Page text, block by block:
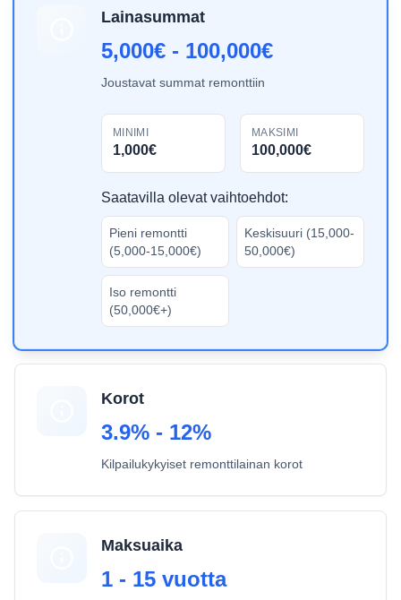
Lainasummat
5,000€ - 100,000€
Joustavat summat remonttiin
MINIMI
1,000€
MAKSIMI
100,000€
Saatavilla olevat vaihtoehdot:
Pieni remontti
(5,000-15,000€)
Keskisuuri (15,000-
50,000€)
Iso remontti
(50,000€+)
Korot
3.9% - 12%
Kilpailukykyiset remonttilainan korot
Maksuaika
1 - 15 vuotta